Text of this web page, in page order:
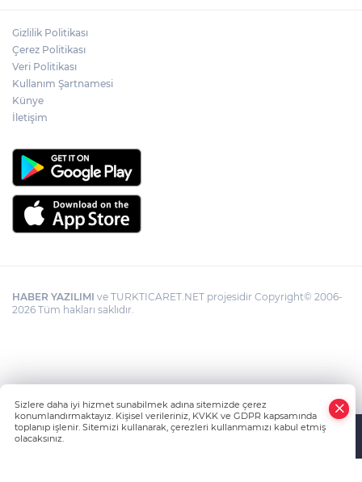
Gizlilik Politikası
Çerez Politikası
Veri Politikası
Kullanım Şartnamesi
Künye
İletişim
HABER YAZILIMI ve TURKTICARET.NET projesidir Copyright© 2006-
2026 Tüm hakları saklıdır.
Sizlere daha iyi hizmet sunabilmek adına sitemizde çerez
konumlandırmaktayız. Kişisel verileriniz, KVKK ve GDPR kapsamında
toplanıp işlenir. Sitemizi kullanarak, çerezleri kullanmamızı kabul etmiş
olacaksınız.